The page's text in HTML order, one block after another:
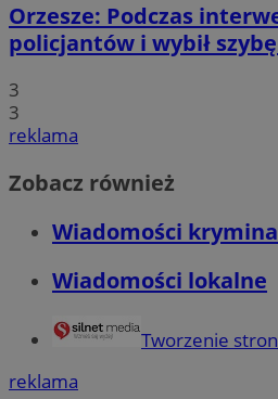
Orzesze: Podczas
policjantów i wybił
3
3
reklama
Zobacz również
Wiadomości
Wiadomości lokalne
Tworzenie
reklama